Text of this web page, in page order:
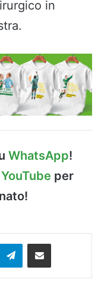
in
WhatsApp!
per
TelegramCondividi via Email